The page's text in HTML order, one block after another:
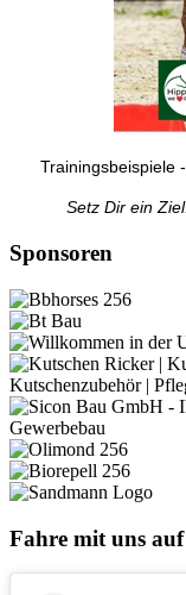
Trainingsbeispiele
Setz Dir ein
Sponsoren
Fahre mit uns